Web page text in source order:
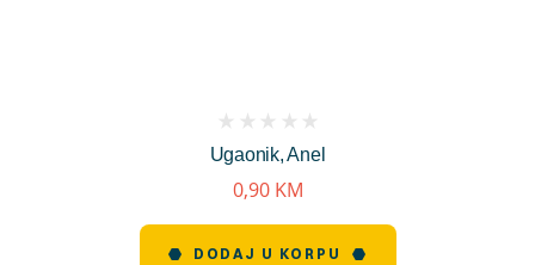
Ugaonik, Anel
reviews)
0,90 KM
DODAJ U KORPU